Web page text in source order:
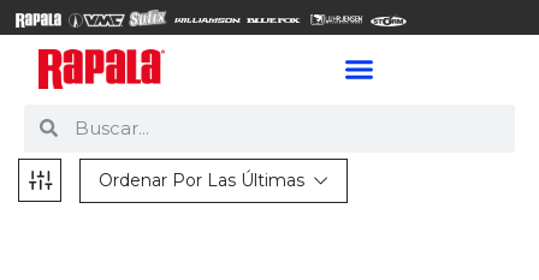
Ordenar Por Las Últimas